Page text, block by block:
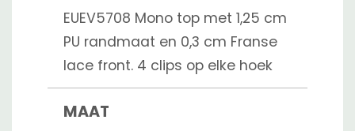
EUEV5708 Mono top met 1,25 cm
PU randmaat en 0,3 cm Franse
lace front. 4 clips op elke hoek
MAAT